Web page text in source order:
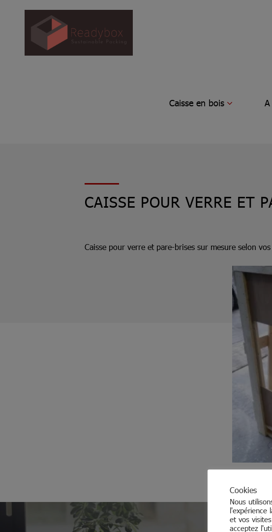
Caisse en bois
CAISSE POUR VERRE ET
Caisse pour verre et pare-brises sur mesure selon
Cookies
Nous
l'expérience
et vos
acceptez